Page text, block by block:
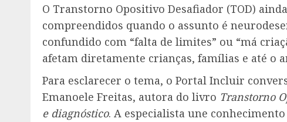
O Transtorno Opositivo Desafiador (TOD)
compreendidos quando o assunto é
confundido com “falta de limites” ou “má
afetam diretamente crianças, famílias e até o
Para esclarecer o tema, o Portal Incluir
Emanoele Freitas, autora do livro Transtorno
e diagnóstico. A especialista une